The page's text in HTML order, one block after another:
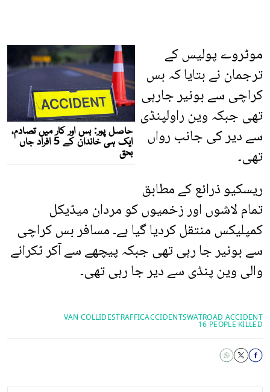
موٹروے پولیس کے
ترجمان نے بتایا کہ بس
کراچی سے بونیر جارہی
تھی جبکہ وین راولپنڈی
سے دیر کی جانب رواں
تھی۔
ریسکیو ذرائع کے مطابق
تمام لاشوں اور زخمیوں کو مردان میڈیکل
کمپلیکس منتقل کردیا گیا ہے۔ مسافر بس کراچی
سے بونیر جا رہی تھی جبکہ پیچھے سے آکر ٹکرانے
والی وین پنڈی سے دیر جا رہی تھی۔
ROAD ACCIDENT
SWAT
TRAFFICACCIDENT
VAN COLLIDES
16 PEOPLE KILLED